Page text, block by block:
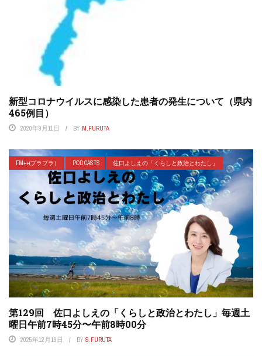
新型コロナウイルスに感染した患者の発生について（県内
465例目）
2020年9月11日 BY M.FURUTA
FM++(プラプラ） POD CASTS 佐口よしえの「くらしと政治とわたし」
第129回 佐口よしえの「くらしと政治とわたし」毎週土
曜日午前7時45分〜午前8時00分
2025年12月19日 BY S.FURUTA